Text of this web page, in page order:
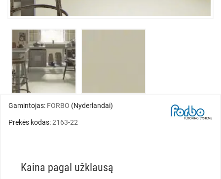
Gamintojas: FORBO (Nyderlandai)
Prekės kodas:2163-22
Kaina pagal užklausą